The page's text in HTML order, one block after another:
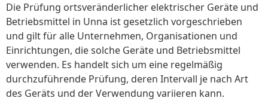
Die Prüfung ortsveränderlicher elektrischer Geräte und
Betriebsmittel in Unna ist gesetzlich vorgeschrieben
und gilt für alle Unternehmen, Organisationen und
Einrichtungen, die solche Geräte und Betriebsmittel
verwenden. Es handelt sich um eine regelmäßig
durchzuführende Prüfung, deren Intervall je nach Art
des Geräts und der Verwendung variieren kann.